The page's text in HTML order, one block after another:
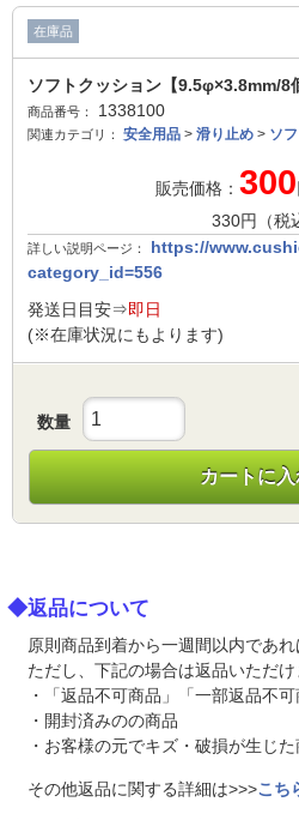
在庫品
ソフトクッション【9.5φ×3.8mm/8
商品番号： 1338100
関連カテゴリ： 安全用品 > 滑り止め > ソ
販売価格： 300
330円（税
詳しい説明ページ：
https://
category_id=556
発送日目安⇒即日
(※在庫状況にもよります)
数量
カートに入
◆返品について
原則商品到着から一週間以内であれ
ただし、下記の場合は返品いただけ
・「返品不可商品」「一部返品不
・開封済みのの商品
・お客様の元でキズ・破損が生じた
その他返品に関する詳細は>>>こち